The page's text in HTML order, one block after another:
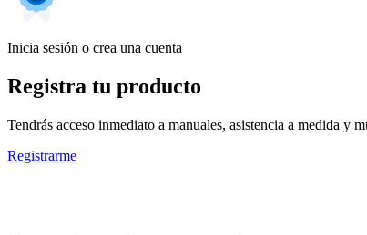
Inicia sesión o crea una cuenta
Registra tu producto
Tendrás acceso inmediato a manuales, asistencia a medida y
Registrarme